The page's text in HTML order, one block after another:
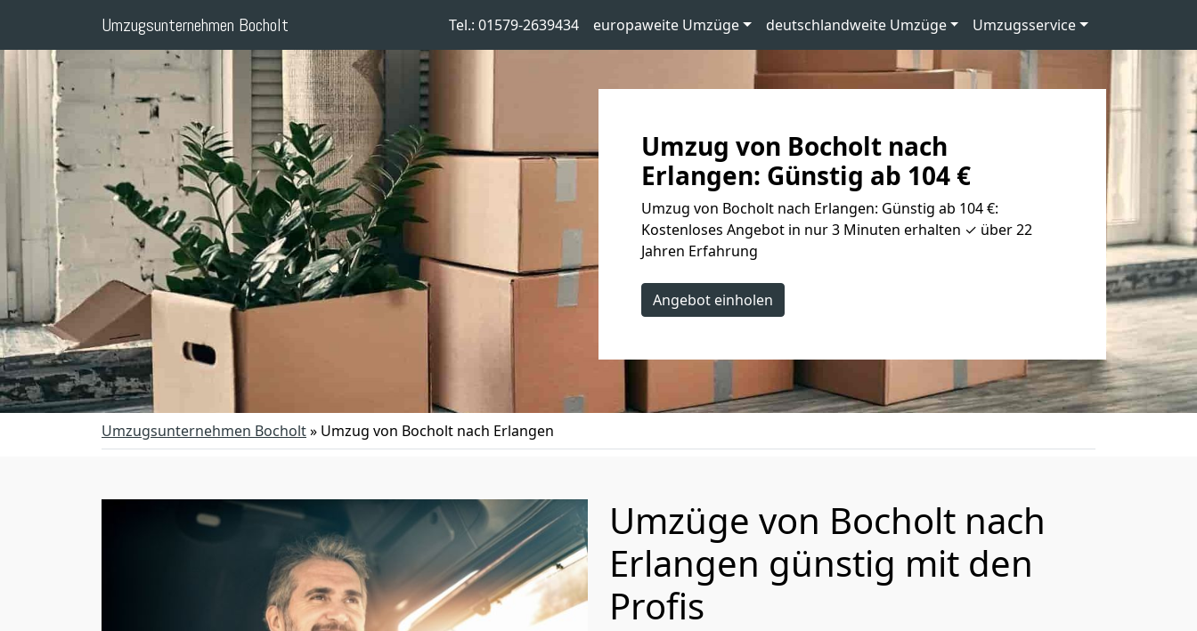
Umzugsunternehmen Bocholt Tel.: 01579-2639434 europaweite Umzüge deutschlandweite Umzüge Umzugsservice
Umzug von Bocholt nach
Erlangen: Günstig ab 104 €
Umzug von Bocholt nach Erlangen: Günstig ab 104 €:
Kostenloses Angebot in nur 3 Minuten erhalten ✓ über 22
Jahren Erfahrung
Angebot einholen
Umzugsunternehmen Bocholt» Umzug von Bocholt nach Erlangen
Umzüge von Bocholt nach
Erlangen günstig mit den
Profis